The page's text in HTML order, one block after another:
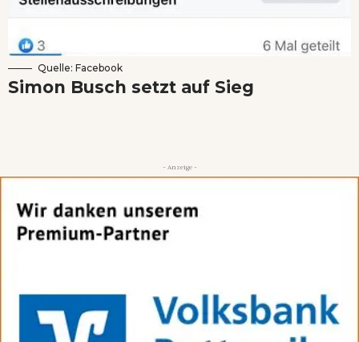
Quelle: Facebook
Simon Busch setzt auf Sieg
- Anzeige -